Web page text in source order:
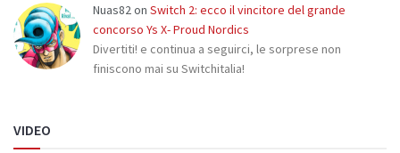
Nuas82on Switch 2: ecco il vincitore del grande
concorso Ys X- Proud Nordics
Divertiti! e continua a seguirci, le sorprese non
finiscono mai su Switchitalia!
VIDEO